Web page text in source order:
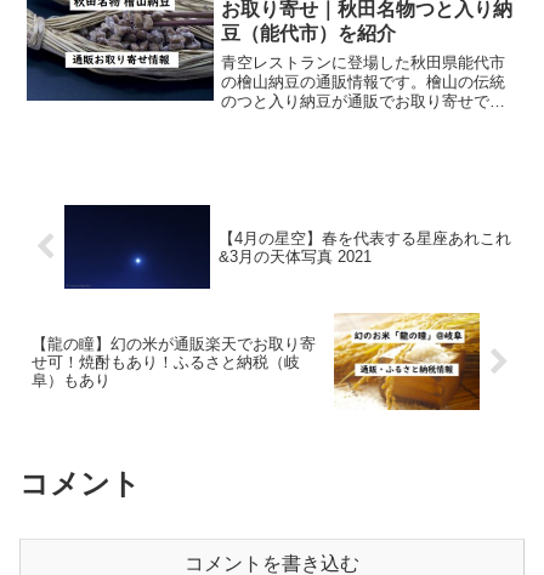
お取り寄せ｜秋田名物つと入り納
豆（能代市）を紹介
青空レストランに登場した秋田県能代市
の檜山納豆の通販情報です。檜山の伝統
のつと入り納豆が通販でお取り寄せでき
【4月の星空】春を代表する星座あれこれ
&3月の天体写真 2021
【龍の瞳】幻の米が通販楽天でお取り寄
せ可！焼酎もあり！ふるさと納税（岐
阜）もあり
コメント
コメントを書き込む